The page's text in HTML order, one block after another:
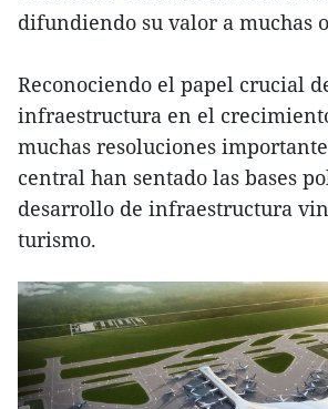
difundiendo su valor a muchas
Reconociendo el papel crucial
infraestructura en el
muchas resoluciones
central han sentado las bases
desarrollo de infraestructura
turismo.